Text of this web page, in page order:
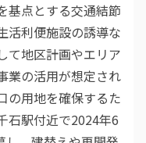
基点とする交通結節
活利便施設の誘導な
て地区計画やエリア
業の活用が想定され
の用地を確保するた
石駅付近で2024年6